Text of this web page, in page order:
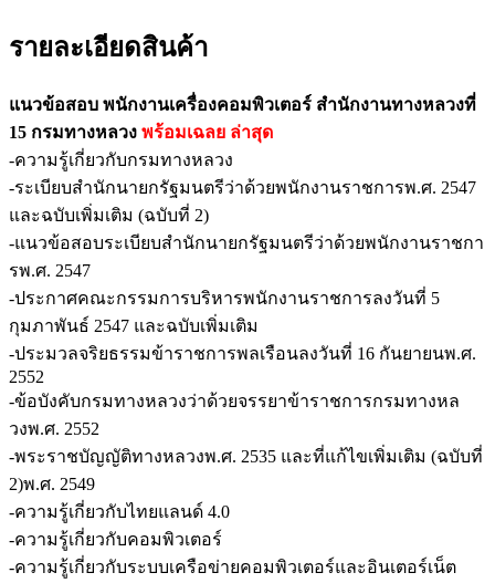
รายละเอียดสินค้า
แนวข้อสอบ พนักงานเครื่องคอมพิวเตอร์ สำนักงานทางหลวงที่
15 กรมทางหลวง พร้อมเฉลย ล่าสุด
-ความรู้เกี่ยวกับกรมทางหลวง
-ระเบียบสำนักนายกรัฐมนตรีว่าด้วยพนักงานราชการพ.ศ. 2547
และฉบับเพิ่มเติม (ฉบับที่ 2)
-แนวข้อสอบระเบียบสำนักนายกรัฐมนตรีว่าด้วยพนักงานราชกา
รพ.ศ. 2547
-ประกาศคณะกรรมการบริหารพนักงานราชการลงวันที่ 5
กุมภาพันธ์ 2547 และฉบับเพิ่มเติม
-ประมวลจริยธรรมข้าราชการพลเรือนลงวันที่ 16 กันยายนพ.ศ.
2552
-ข้อบังคับกรมทางหลวงว่าด้วยจรรยาข้าราชการกรมทางหล
วงพ.ศ. 2552
-พระราชบัญญัติทางหลวงพ.ศ. 2535 และที่แก้ไขเพิ่มเติม (ฉบับที่
2)พ.ศ. 2549
-ความรู้เกี่ยวกับไทยแลนด์ 4.0
-ความรู้เกี่ยวกับคอมพิวเตอร์
-ความรู้เกี่ยวกับระบบเครือข่ายคอมพิวเตอร์และอินเตอร์เน็ต